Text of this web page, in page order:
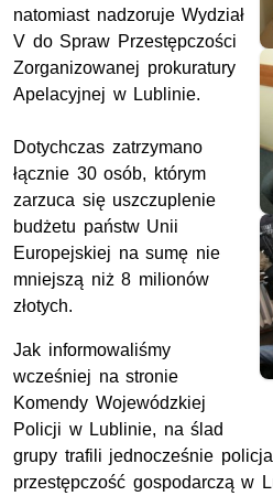
natomiast nadzoruje Wydział
V do Spraw Przestępczości
Zorganizowanej prokuratury
Apelacyjnej w Lublinie.
Dotychczas zatrzymano
łącznie 30 osób, którym
zarzuca się uszczuplenie
budżetu państw Unii
Europejskiej na sumę nie
mniejszą niż 8 milionów
złotych.
Jak informowaliśmy
wcześniej na stronie
Komendy Wojewódzkiej
Policji w Lublinie, na ślad
grupy trafili jednocześnie
przestępczość gospodarczą w